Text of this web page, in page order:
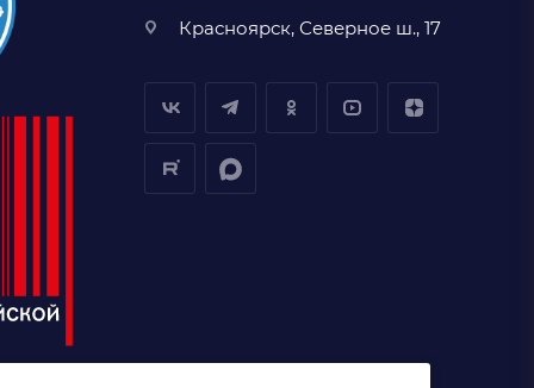
Красноярск, Северное ш., 17